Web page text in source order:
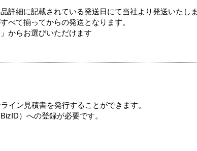
詳細に記載されている発送日にて当社より発送いたし
べて揃ってからの発送となります。
からお選びいただけます
イン見積書を発行することができます。
）への登録が必要です。